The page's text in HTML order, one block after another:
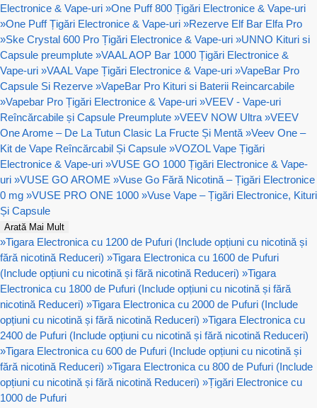
Electronice & Vape-uri »One Puff 800 Țigări Electronice & Vape-uri
»One Puff Țigări Electronice & Vape-uri »Rezerve Elf Bar Elfa Pro
»Ske Crystal 600 Pro Țigări Electronice & Vape-uri »UNNO Kituri si
Capsule preumplute »VAAL AOP Bar 1000 Țigări Electronice &
Vape-uri »VAAL Vape Țigări Electronice & Vape-uri »VapeBar Pro
Capsule Si Rezerve »VapeBar Pro Kituri si Baterii Reincarcabile
»Vapebar Pro Țigări Electronice & Vape-uri »VEEV - Vape-uri
Reîncărcabile și Capsule Preumplute »VEEV NOW Ultra »VEEV
One Arome – De La Tutun Clasic La Fructe Și Mentă »Veev One –
Kit de Vape Reîncărcabil Și Capsule »VOZOL Vape Țigări
Electronice & Vape-uri »VUSE GO 1000 Țigări Electronice & Vape-
uri »VUSE GO AROME »Vuse Go Fără Nicotină – Țigări Electronice
0 mg »VUSE PRO ONE 1000 »Vuse Vape – Țigări Electronice, Kituri
Și Capsule
Arată Mai Mult
»Tigara Electronica cu 1200 de Pufuri (Include opțiuni cu nicotină și
fără nicotină Reduceri) »Tigara Electronica cu 1600 de Pufuri
(Include opțiuni cu nicotină și fără nicotină Reduceri) »Tigara
Electronica cu 1800 de Pufuri (Include opțiuni cu nicotină și fără
nicotină Reduceri) »Tigara Electronica cu 2000 de Pufuri (Include
opțiuni cu nicotină și fără nicotină Reduceri) »Tigara Electronica cu
2400 de Pufuri (Include opțiuni cu nicotină și fără nicotină Reduceri)
»Tigara Electronica cu 600 de Pufuri (Include opțiuni cu nicotină și
fără nicotină Reduceri) »Tigara Electronica cu 800 de Pufuri (Include
opțiuni cu nicotină și fără nicotină Reduceri) »Țigări Electronice cu
1000 de Pufuri